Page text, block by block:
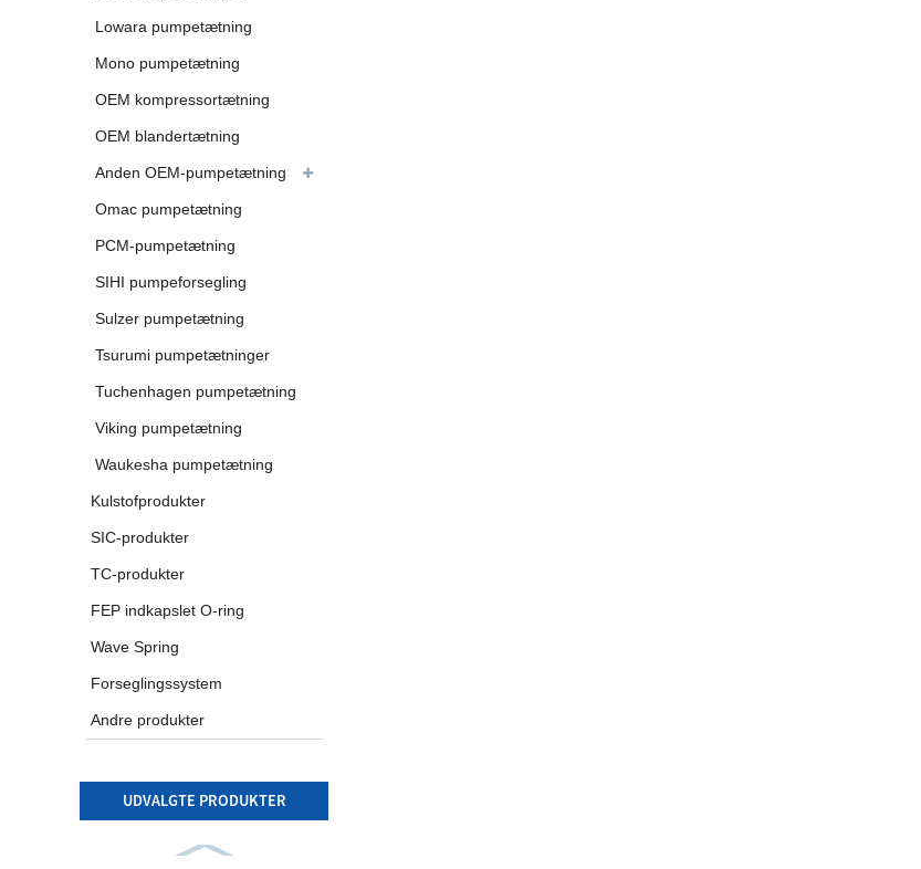
Lowara pumpetætning
Mono pumpetætning
OEM kompressortætning
OEM blandertætning
Anden OEM-pumpetætning
Omac pumpetætning
PCM-pumpetætning
SIHI pumpeforsegling
Sulzer pumpetætning
Tsurumi pumpetætninger
Tuchenhagen pumpetætning
Viking pumpetætning
Waukesha pumpetætning
Kulstofprodukter
SIC-produkter
TC-produkter
FEP indkapslet O-ring
Wave Spring
Forseglingssystem
Andre produkter
UDVALGTE PRODUKTER